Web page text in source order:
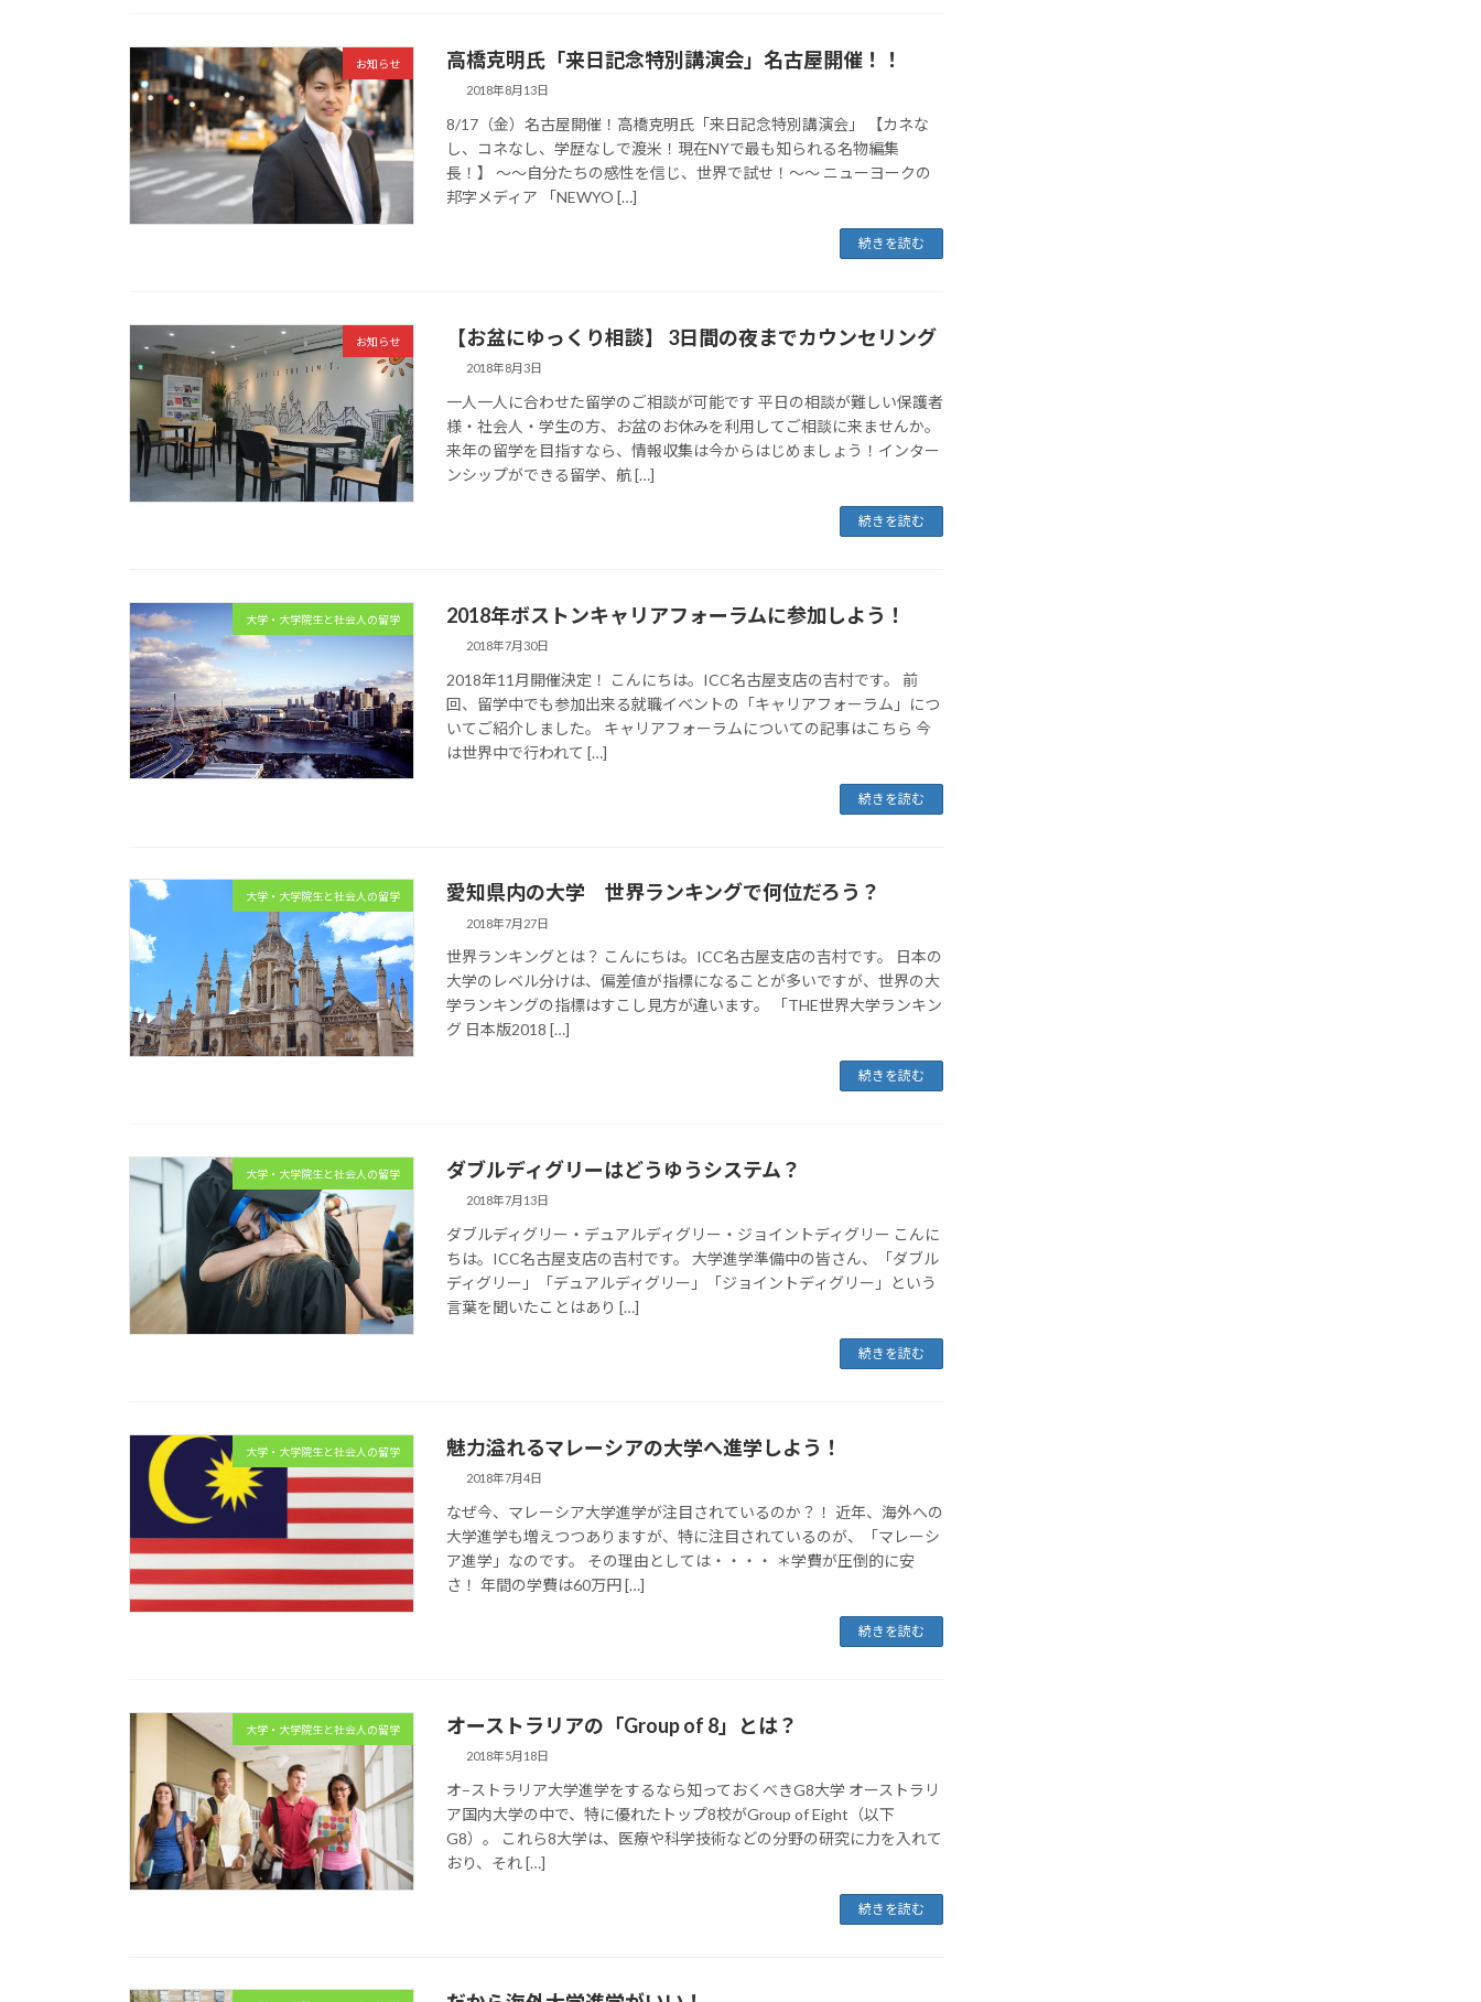
お知らせ 高橋克明氏「来日記念特別講演会」名古屋開催！！
2018年8月13日
8/17（金）名古屋開催！高橋克明氏「来日記念特別講演会」 【カネな
し、コネなし、学歴なしで渡米！現在NYで最も知られる名物編集
長！】 〜〜自分たちの感性を信じ、世界で試せ！〜〜 ニューヨークの
邦字メディア 「NEWYO […]
続きを読む
お知らせ 【お盆にゆっくり相談】 3日間の夜までカウンセリング
2018年8月3日
一人一人に合わせた留学のご相談が可能です 平日の相談が難しい保護者
様・社会人・学生の方、お盆のお休みを利用してご相談に来ませんか。
来年の留学を目指すなら、情報収集は今からはじめましょう！インター
ンシップができる留学、航 […]
続きを読む
大学・大学院生と社会人の留学 2018年ボストンキャリアフォーラムに参加しよう！
2018年7月30日
2018年11月開催決定！ こんにちは。ICC名古屋支店の吉村です。 前
回、留学中でも参加出来る就職イベントの「キャリアフォーラム」につ
いてご紹介しました。 キャリアフォーラムについての記事はこちら 今
は世界中で行われて […]
続きを読む
大学・大学院生と社会人の留学 愛知県内の大学 世界ランキングで何位だろう？
2018年7月27日
世界ランキングとは？ こんにちは。ICC名古屋支店の吉村です。 日本の
大学のレベル分けは、偏差値が指標になることが多いですが、世界の大
学ランキングの指標はすこし見方が違います。 「THE世界大学ランキン
グ 日本版2018 […]
続きを読む
大学・大学院生と社会人の留学 ダブルディグリーはどうゆうシステム？
2018年7月13日
ダブルディグリー・デュアルディグリー・ジョイントディグリー こんに
ちは。ICC名古屋支店の吉村です。 大学進学準備中の皆さん、「ダブル
ディグリー」「デュアルディグリー」「ジョイントディグリー」という
言葉を聞いたことはあり […]
続きを読む
大学・大学院生と社会人の留学 魅力溢れるマレーシアの大学へ進学しよう！
2018年7月4日
なぜ今、マレーシア大学進学が注目されているのか？！ 近年、海外への
大学進学も増えつつありますが、特に注目されているのが、「マレーシ
ア進学」なのです。 その理由としては・・・・ ＊学費が圧倒的に安
さ！ 年間の学費は60万円 […]
続きを読む
大学・大学院生と社会人の留学 オーストラリアの「Group of 8」とは？
2018年5月18日
オ−ストラリア大学進学をするなら知っておくべきG8大学 オーストラリ
ア国内大学の中で、特に優れたトップ8校がGroup of Eight（以下
G8）。 これら8大学は、医療や科学技術などの分野の研究に力を入れて
おり、それ […]
続きを読む